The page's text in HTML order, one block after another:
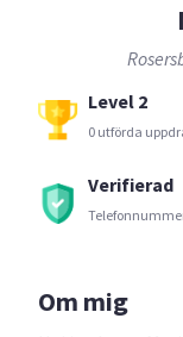
Level 2
0 utförda
Verifierad
Om mig